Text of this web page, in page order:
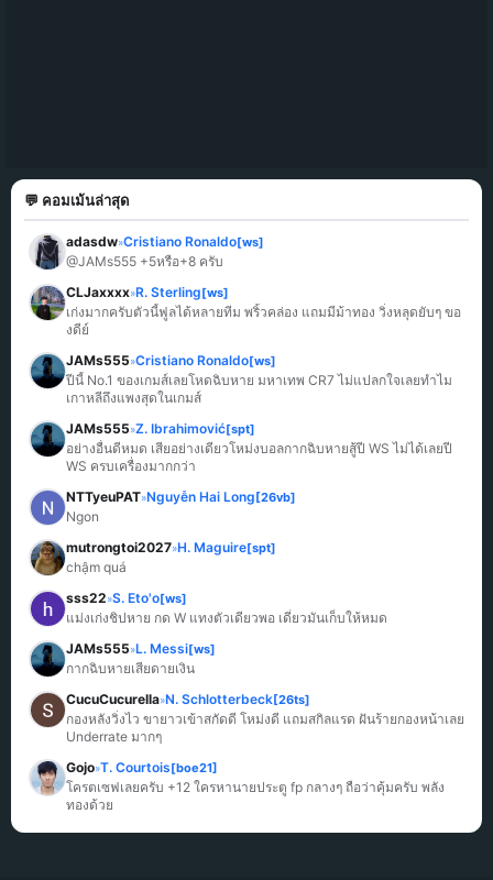
💬 คอมเม้นล่าสุด
adasdw»Cristiano Ronaldo[ws]
@JAMs555 +5หรือ+8 ครับ
CLJaxxxx»R. Sterling[ws]
เก่งมากครับตัวนี้ฟูลได้หลายทีม พริ้วคล่อง แถมมีม้าทอง วิ่งหลุดยับๆ ขอ
งดีย์
JAMs555»Cristiano Ronaldo[ws]
ปีนี้ No.1 ของเกมส์เลยโหดฉิบหาย มหาเทพ CR7 ไม่แปลกใจเลยทำไม
เกาหลีถึงแพงสุดในเกมส์
JAMs555»Z. Ibrahimović[spt]
อย่างอื่นดีหมด เสียอย่างเดียวโหม่งบอลกากฉิบหายสู้ปี WS ไม่ได้เลยปี
WS ครบเครื่องมากกว่า
NTTyeuPAT»Nguyễn Hai Long[26vb]
Ngon
mutrongtoi2027»H. Maguire[spt]
chậm quá
sss22»S. Eto'o[ws]
แม่งเก่งชิปหาย กด W แทงตัวเดียวพอ เดี๋ยวมันเก็บให้หมด
JAMs555»L. Messi[ws]
กากฉิบหายเสียดายเงิน
CucuCucurella»N. Schlotterbeck[26ts]
กองหลังวิ่งไว ขายาวเข้าสกัดดี โหม่งดี แถมสกิลแรด ฝันร้ายกองหน้าเลย
Underrate มากๆ
Gojo»T. Courtois[boe21]
โครตเซฟเลยครับ +12 ใครหานายประตู fp กลางๆ ถือว่าคุ้มครับ พลัง
ทองด้วย